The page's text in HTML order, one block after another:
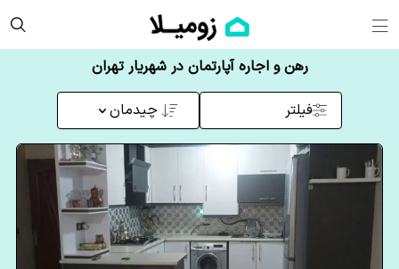
رهن و اجاره آپارتمان در شهریار تهران
فیلتر چیدمان